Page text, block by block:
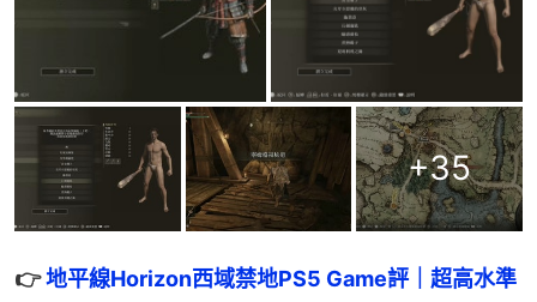
+35
👉 地平線Horizon西域禁地PS5 Game評｜超高水準